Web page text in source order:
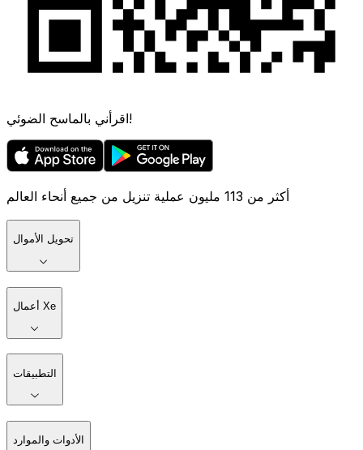
اقرأني بالماسح الضوئي!
أكثر من 113 مليون عملية تنزيل من جميع أنحاء العالم
تحويل الأموال
أعمال Xe
التطبيقات
الأدوات والموارد